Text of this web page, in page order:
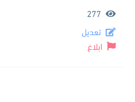
277
تعديل
ابلاغ